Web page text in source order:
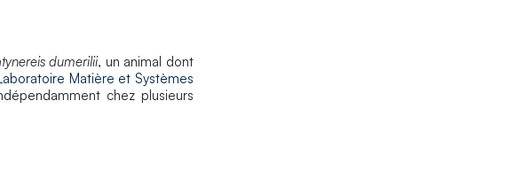
dumerilii, un animal dont
Matière et Systèmes
chez plusieurs